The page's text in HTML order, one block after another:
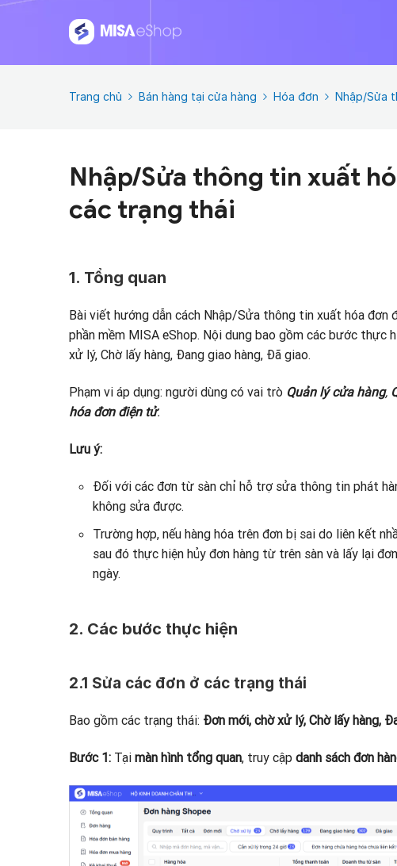
Trang chủ Bán hàng tại cửa hàng Hóa đơn Nhập/Sửa
Nhập/Sửa thông tin xuất
các trạng thái
1. Tổng quan
Bài viết hướng dẫn cách Nhập/Sửa thông tin xuất hóa
phần mềm MISA eShop. Nội dung bao gồm các bước thực
xử lý, Chờ lấy hàng, Đang giao hàng, Đã giao.
Phạm vi áp dụng: người dùng có vai trò Quản lý cửa hàng,
hóa đơn điện tử.
Lưu ý:
Đối với các đơn từ sàn chỉ hỗ trợ sửa thông tin phát
không sửa được.
Trường hợp, nếu hàng hóa trên đơn bị sai do liên kết
sau đó thực hiện hủy đơn hàng từ trên sàn và lấy lại
ngày.
2. Các bước thực hiện
2.1 Sửa các đơn ở các trạng thái
Bao gồm các trạng thái: Đơn mới, chờ xử lý, Chờ lấy hàng,
Bước 1: Tại màn hình tổng quan, truy cập danh sách đơn